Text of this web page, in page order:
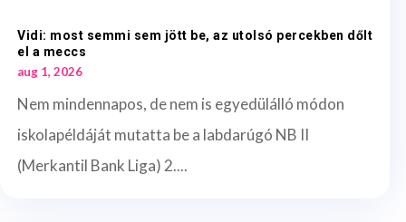
Vidi: most semmi sem jött be, az utolsó percekben dőlt
el a meccs
aug 1, 2026
Nem mindennapos, de nem is egyedülálló módon
iskolapéldáját mutatta be a labdarúgó NB II
(Merkantil Bank Liga) 2....